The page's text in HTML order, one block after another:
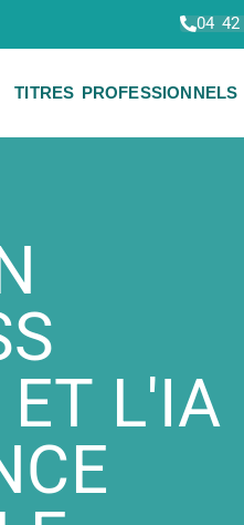
04
TITRES PROFESSIONNELS
L'IA